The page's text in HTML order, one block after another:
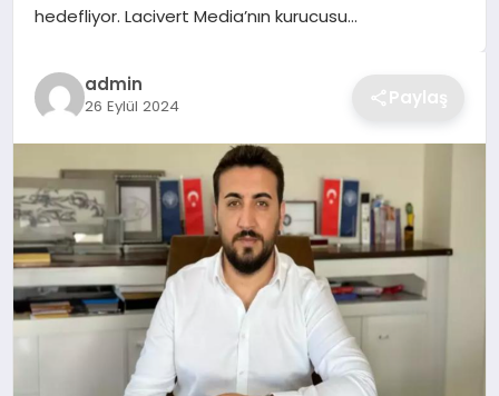
hedefliyor. Lacivert Media’nın kurucusu…
admin
26 Eylül 2024 Paylaş